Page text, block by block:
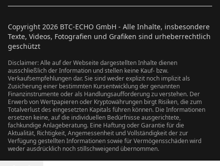
Copyright 2026 BTC-ECHO GmbH - Alle Inhalte, insbesondere
Texte, Videos, Fotografien und Grafiken sind urheberrechtlich
geschützt
Disclaimer: Alle auf der Webseite dargestellten Inhalte dienen
ausschließlich der Information und stellen keine Kauf- bzw.
Verkaufsempfehlungen dar. Sie sind weder explizit noch implizit als
Zusicherung einer bestimmten Kursentwicklung der genannten
Finanzinstrumente oder als Handlungsaufforderung zu verstehen. Der
Erwerb von Wertpapieren oder Kryptowährungen birgt Risiken, die zum
Totalverlust des eingesetzten Kapitals führen können. Die Informationen
ersetzen keine, auf die individuellen Bedürfnisse ausgerichtete,
fachkundige Anlageberatung. Eine Haftung oder Garantie für die
Aktualität, Richtigkeit, Angemessenheit und Vollständigkeit der zur
Verfügung gestellten Informationen sowie für Vermögensschäden wird
weder ausdrücklich noch stillschweigend übernommen.